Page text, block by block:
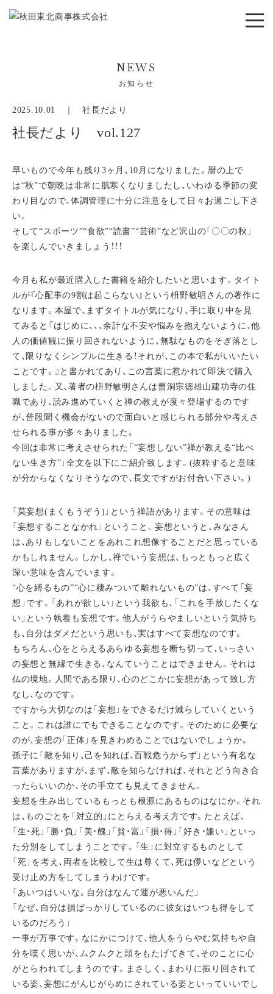
NEWS
お知らせ
2025.10.01 ｜社長だより
社長だより vol.127
早いもので今年も残り3ヶ月、10月になりました。暦の上で
は“秋”で朝晩は非常に肌寒くなりましたし、いわゆる季節の変
わり目なので、体調管理に十分に注意をして日々お過ごし下さ
い。
そして“スポーツ”“食欲”“読書”“芸術”など沢山の「〇〇の秋」
を楽しんでいきましょう！！！
今月も私が最近購入した書籍を紹介したいと思います。タイト
ルが『心配事の9割は起こらない』という枡野敏明さんの著作に
なります。本屋で、まずタイトルが気になり、手に取り中を見
てみると『はじめに、、、余計な不安や悩みを抱えないように、他
人の価値観に振り回されないように、無駄なものをそぎ落とし
て、限りなくシンプルに生きる！それが、この本で私がいいたい
ことです。』と書かれてあり、この言葉に惹かれて即決で購入
しました。又、著者の枡野敏明さんは曹洞宗徳雄山建功寺の住
職であり、読み進めていくと禅の教えが度々登場するのです
が、普段聞く機会がないので面白いと感じられる部分や考えさ
せられる事が多々ありました。
今回は非常に考えさせられた「“妄想しない”禅が教える“比べ
ない生き方”」全文を以下にご紹介致します。(抜粋すると意味
が分からなくなりそうなので、長文ですがお付合い下さい。)
「莫妄想(まくもうぞう)」という禅語があります。その意味は
「妄想することなかれ」ということ。妄想というと、みなさん
は、ありもしないことをあれこれ想像することだと思っている
かもしれません。しかし、禅でいう妄想は、もっともっと広く
深い意味を含んでいます。
“心を縛るもの”“心に棲みついて離れないもの”は、すべて「妄
想」です。「あれが欲しい」という我欲も、「これを手放したくな
い」という執着も妄想です。他人がうらやましいという気持ち
も、自分はダメだという思いも、実はすべて妄想なのです。
もちろん、心をとらえるあらゆる妄想を断ち切って、いっさい
の妄想と無縁で生きる、なんていうことはできません。それは
仏の境地。人間である限り、心のどこかに妄想があって致し方
なし、なのです。
ですから大切なのは「妄想」をできるだけ減らしていくという
こと。これは誰にでもできることなのです。そのために必要な
のが、妄想の「正体」を見きわめることではないでしょうか。
孫子に「敵を知り、己を知れば、百戦危うからず」という有名な
言葉がありますが、まず、敵を知らなければ、それとどう向き合
ったらいいのか、その手立ても見えてきません。
妄想を生み出しているもっとも根源にあるものはなにか。それ
は、ものごとを「対立的」にとらえる考え方です。たとえば、
「生・死」「勝・負」「美・醜」「貧・富」「損・得」「好き・嫌い」といっ
た分別をしてしまうことです。「生」に対立するものとして
「死」を考え、両者を比較して生は尊くて、死は儚いなどという
受け止め方をしてしまうわけです。
「あいつはいいな。自分はなんて運が悪いんだ」
「なぜ、自分は損ばっかりしているのに彼女はいつも得をして
いるのだろう」
一事が万事です。なにかにつけて、他人をうらやむ気持ちや自
分を嘆く思いが、ムクムクと頭をもたげてきて、そのことに心
がとらわれてしまうのです。まさしく、まわりに振り回されて
いる姿、妄想にがんじがらめにされている姿といっていいでし